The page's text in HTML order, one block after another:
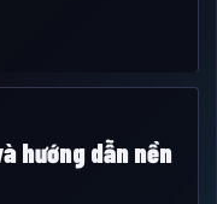
hướng dẫn nền